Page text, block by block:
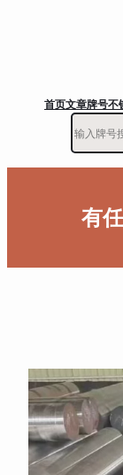
首页文章牌号不
有